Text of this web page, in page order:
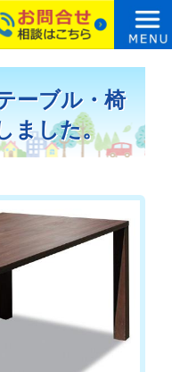
ーブル・椅
ました。